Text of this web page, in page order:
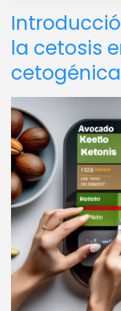
la cetosis
cetogénica